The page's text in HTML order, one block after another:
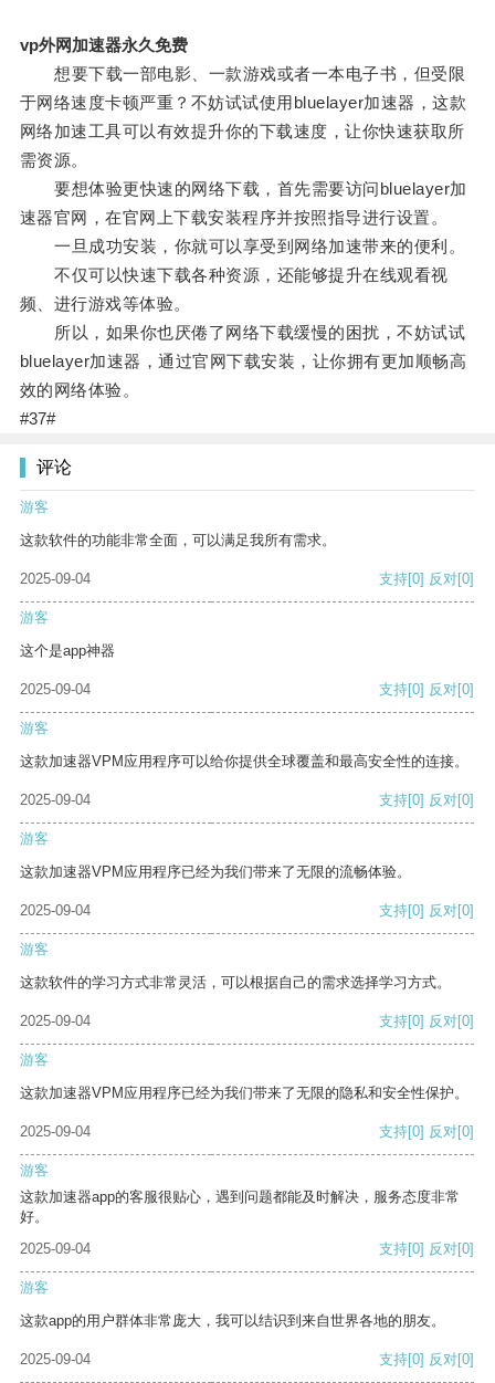
vp外网加速器永久免费
想要下载一部电影、一款游戏或者一本电子书，但受限
于网络速度卡顿严重？不妨试试使用bluelayer加速器，这款
网络加速工具可以有效提升你的下载速度，让你快速获取所
需资源。
要想体验更快速的网络下载，首先需要访问bluelayer加
速器官网，在官网上下载安装程序并按照指导进行设置。
一旦成功安装，你就可以享受到网络加速带来的便利。
不仅可以快速下载各种资源，还能够提升在线观看视
频、进行游戏等体验。
所以，如果你也厌倦了网络下载缓慢的困扰，不妨试试
bluelayer加速器，通过官网下载安装，让你拥有更加顺畅高
效的网络体验。
#37#
评论
游客
这款软件的功能非常全面，可以满足我所有需求。
2025-09-04 支持[0] 反对[0]
游客
这个是app神器
2025-09-04 支持[0] 反对[0]
游客
这款加速器VPM应用程序可以给你提供全球覆盖和最高安全性的连接。
2025-09-04 支持[0] 反对[0]
游客
这款加速器VPM应用程序已经为我们带来了无限的流畅体验。
2025-09-04 支持[0] 反对[0]
游客
这款软件的学习方式非常灵活，可以根据自己的需求选择学习方式。
2025-09-04 支持[0] 反对[0]
游客
这款加速器VPM应用程序已经为我们带来了无限的隐私和安全性保护。
2025-09-04 支持[0] 反对[0]
游客
这款加速器app的客服很贴心，遇到问题都能及时解决，服务态度非常
好。
2025-09-04
支持[0] 反对[0]
游客
这款app的用户群体非常庞大，我可以结识到来自世界各地的朋友。
2025-09-04 支持[0] 反对[0]